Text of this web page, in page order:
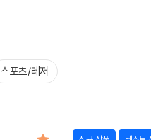
스포츠/레저